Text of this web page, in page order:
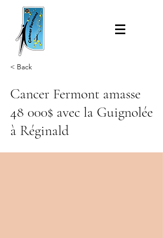
< Back
Cancer Fermont amasse
48 000$ avec la Guignolée
à Réginald